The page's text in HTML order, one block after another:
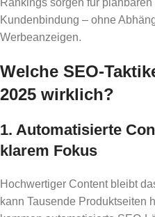
Kundenbindung – ohne
Werbeanzeigen.
Welche SEO-
2025 wirklich?
1. Automatisierte
klarem Fokus
Hochwertiger Content bleibt
kann Tausende Produktseiten